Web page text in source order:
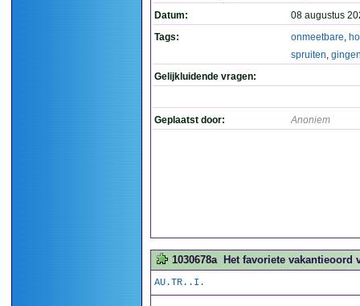
Datum:
08 augustus
Tags:
onmeetbare,
spruiten,
Gelijkluidende vragen:
Geplaatst door: Anoniem
1030678a Het favoriete vakantieoord
AU.TR..I.